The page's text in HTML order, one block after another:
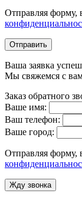
Отправляя форму,
Отправить
Ваша заявка
Мы свяжемся с
Заказ обратного
Ваше имя:
Ваш телефон:
Ваше город:
Отправляя форму,
Жду звонка